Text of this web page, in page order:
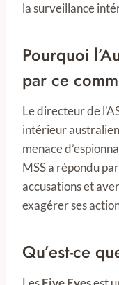
la surveillance
Pourquoi
par ce
Le directeur de
intérieur
menace
MSS a répondu
accusations et
exagérer ses
Qu’est-ce